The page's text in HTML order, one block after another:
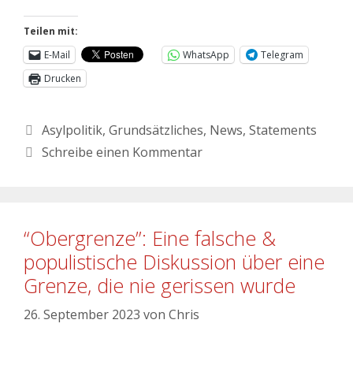
Teilen mit:
E-Mail
WhatsApp
Telegram
Drucken
Asylpolitik, Grundsätzliches, News, Statements
Schreibe einen Kommentar
“Obergrenze”: Eine falsche &
populistische Diskussion über eine
Grenze, die nie gerissen wurde
26. September 2023 von Chris